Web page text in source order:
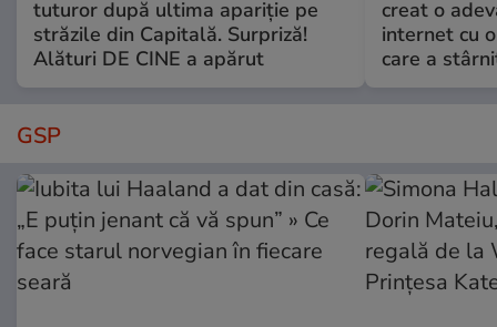
tuturor după ultima apariție pe
străzile din Capitală. Surpriză!
Alături DE CINE a apărut
creat o
internet cu
care a
GSP